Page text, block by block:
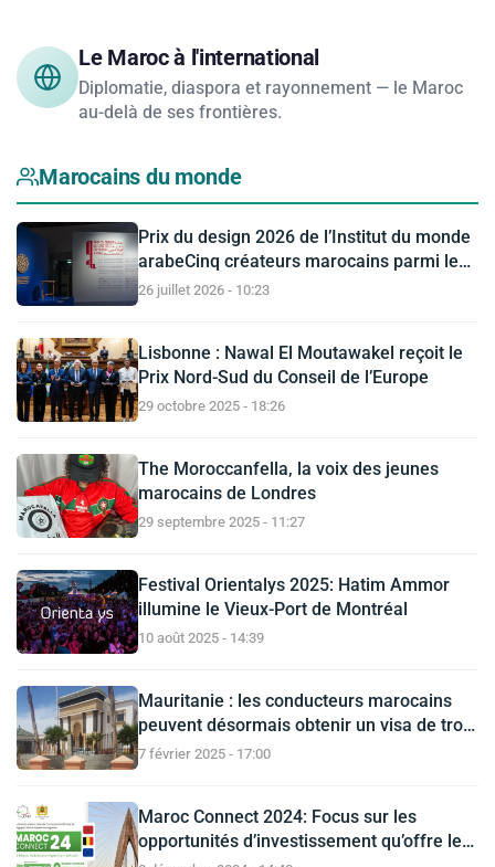
Le Maroc à l'international
Diplomatie, diaspora et rayonnement — le Maroc
au-delà de ses frontières.
Marocains du monde
Prix du design 2026 de l’Institut du monde
arabeCinq créateurs marocains parmi les
finalistes du Prix du design 2026 de
26 juillet 2026 - 10:23
Lisbonne : Nawal El Moutawakel reçoit le
Prix Nord-Sud du Conseil de l’Europe
29 octobre 2025 - 18:26
The Moroccanfella, la voix des jeunes
marocains de Londres
29 septembre 2025 - 11:27
Festival Orientalys 2025: Hatim Ammor
illumine le Vieux-Port de Montréal
10 août 2025 - 14:39
Mauritanie : les conducteurs marocains
peuvent désormais obtenir un visa de trois
mois à entrées multiples (ambassade du
7 février 2025 - 17:00
Maroc Connect 2024: Focus sur les
opportunités d’investissement qu’offre le